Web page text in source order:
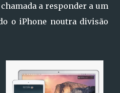
a responder a um
o iPhone noutra divisão